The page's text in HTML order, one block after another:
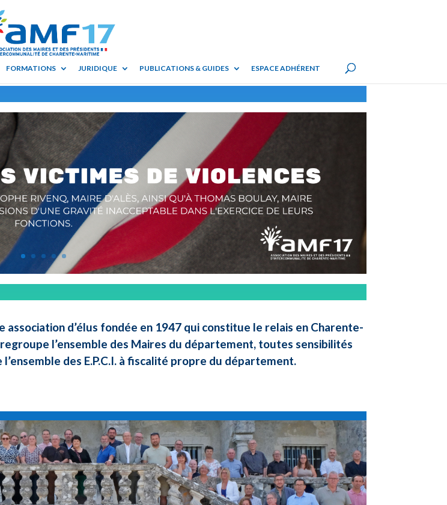
FORMATIONS JURIDIQUE PUBLICATIONS & GUIDES ESPACE ADHÉRENT
d’élus fondée en 1947 qui constitue le relais en Charente-
l’ensemble des Maires du département, toutes sensibilités
des E.P.C.I. à fiscalité propre du département.